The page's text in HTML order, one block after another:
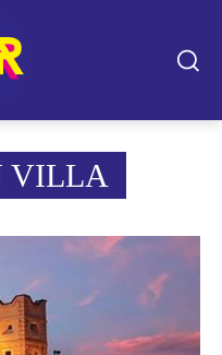
VILLA